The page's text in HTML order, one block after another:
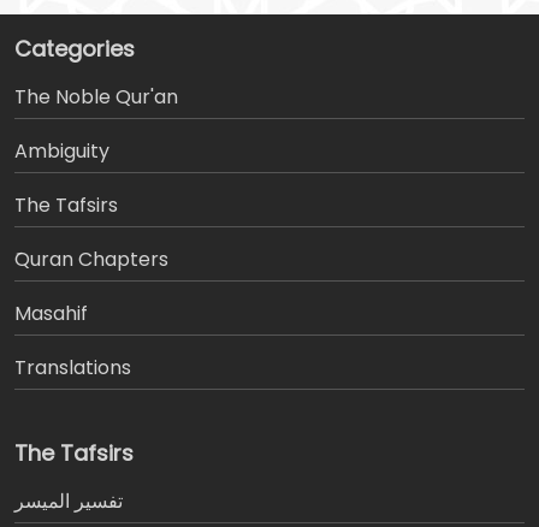
Categories
The Noble Qur'an
Ambiguity
The Tafsirs
َQuran Chapters
Masahif
Translations
The Tafsirs
تفسير المیسر